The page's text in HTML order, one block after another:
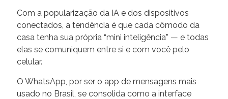
Com a popularização da IA e dos dispositivos
conectados, a tendência é que cada cômodo da
casa tenha sua própria “mini inteligência” — e todas
elas se comuniquem entre si e com você pelo
celular.
O WhatsApp, por ser o app de mensagens mais
usado no Brasil, se consolida como a interface